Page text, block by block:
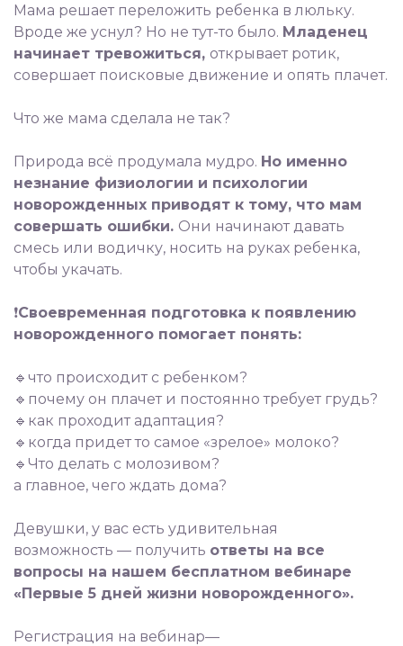
Мама решает переложить ребенка в люльку.
Вроде же уснул? Но не тут-то было. Младенец
начинает тревожиться, открывает ротик,
совершает поисковые движение и опять плачет.
Что же мама сделала не так?
Природа всё продумала мудро. Но именно
незнание физиологии и психологии
новорожденных приводят к тому, что мам
совершать ошибки. Они начинают давать
смесь или водичку, носить на руках ребенка,
чтобы укачать.
❗️Своевременная подготовка к появлению
новорожденного помогает понять:
🔹что происходит с ребенком?
🔹почему он плачет и постоянно требует грудь?
🔹как проходит адаптация?
🔹когда придет то самое «зрелое» молоко?
🔹Что делать с молозивом?
а главное, чего ждать дома?
Девушки, у вас есть удивительная
возможность — получить ответы на все
вопросы на нашем бесплатном вебинаре
«Первые 5 дней жизни новорожденного».
Регистрация на вебинар—